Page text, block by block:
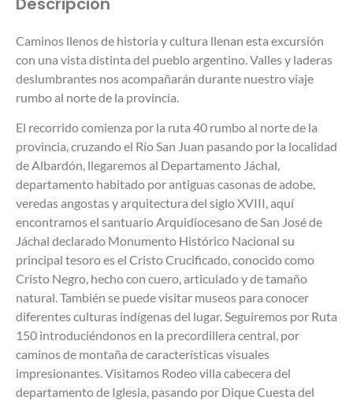
Caminos llenos de historia y cultura llenan esta excursión
con una vista distinta del pueblo argentino. Valles y laderas
deslumbrantes nos acompañarán durante nuestro viaje
rumbo al norte de la provincia.
El recorrido comienza por la ruta 40 rumbo al norte de la
provincia, cruzando el Río San Juan pasando por la localidad
de Albardón, llegaremos al Departamento Jáchal,
departamento habitado por antiguas casonas de adobe,
veredas angostas y arquitectura del siglo XVIII, aquí
encontramos el santuario Arquidiocesano de San José de
Jáchal declarado Monumento Histórico Nacional su
principal tesoro es el Cristo Crucificado, conocido como
Cristo Negro, hecho con cuero, articulado y de tamaño
natural. También se puede visitar museos para conocer
diferentes culturas indígenas del lugar. Seguiremos por Ruta
150 introduciéndonos en la precordillera central, por
caminos de montaña de características visuales
impresionantes. Visitamos Rodeo villa cabecera del
departamento de Iglesia, pasando por Dique Cuesta del